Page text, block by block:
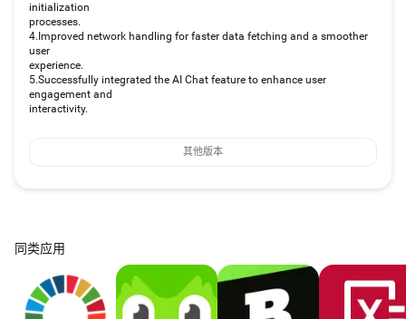
立即下载 HinKhoj，迈向流利英语的第一步。
更多信息及使用我们的在线词典，请访问：https://hinkhojdictionary.com
如有任何建议，欢迎随时联系我们：info@hinkhojdictionary.com
initialization
processes.
4.Improved network handling for faster data fetching and a smoother
user
experience.
5.Successfully integrated the AI Chat feature to enhance user
engagement and
interactivity.
其他版本
同类应用